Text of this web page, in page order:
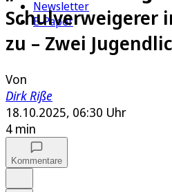
Newsletter
E-Paper
Schulverweigerer
zu – Zwei
Von
Dirk Riße
18.10.2025, 06:30 Uhr
4 min
Kommentare